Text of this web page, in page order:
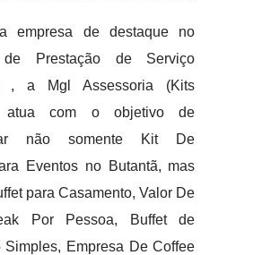
empresa de destaque no
de Prestação de Serviço
, a Mgl Assessoria (Kits
atua com o objetivo de
não somente Kit De
Eventos no Butantã, mas
para Casamento, Valor De
Por Pessoa, Buffet de
Simples, Empresa De Coffee